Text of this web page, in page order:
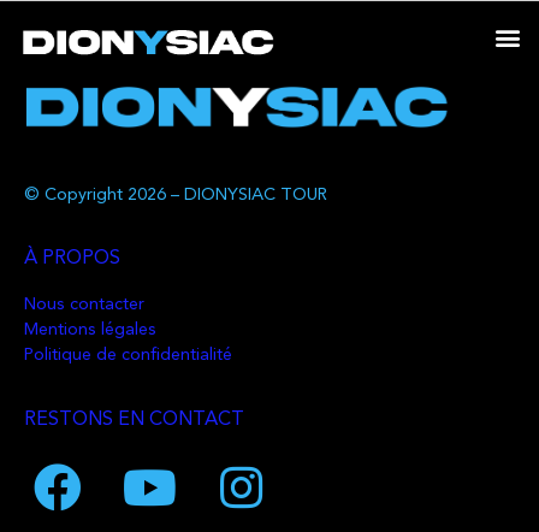
© Copyright 2026 – DIONYSIAC TOUR
À PROPOS
Nous contacter
Mentions légales
Politique de confidentialité
RESTONS EN CONTACT